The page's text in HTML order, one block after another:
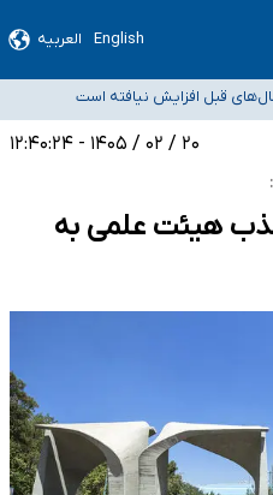
English العربیه
قبل افزایش نیافته است
فوت حمیدرضا رجب‌زاده
ارائه شود
دریافت‌های غیرمتعارف در شأن پزشکی
۲۰ / ۰۲ / ۱۴۰۵ - ۱۲:۴۰:۲۴
جذب هیئت علمی به